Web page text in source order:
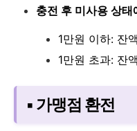
충전 후 미사용 상태
1만원 이하: 잔
1만원 초과: 잔
▪ 가맹점 환전